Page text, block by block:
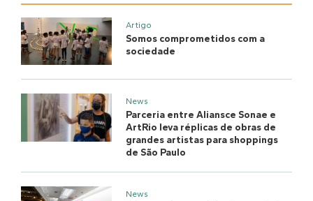
Artigo
Somos comprometidos com a
sociedade
News
Parceria entre Aliansce Sonae e
ArtRio leva réplicas de obras de
grandes artistas para shoppings
de São Paulo
News